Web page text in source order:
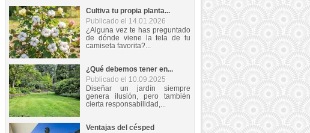
Cultiva tu propia planta...
Publicado el 14.01.2026
¿Alguna vez te has preguntado
de dónde viene la tela de tu
camiseta favorita?...
¿Qué debemos tener en...
Publicado el 10.09.2025
Diseñar un jardín siempre
genera ilusión, pero también
cierta responsabilidad,...
Ventajas del césped